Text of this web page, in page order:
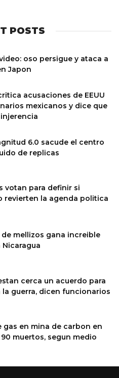
POSTS
oso persigue y ataca a
Japon
acusaciones de EEUU
mexicanos y dice que
6.0 sacude el centro
de replicas
votan para definir si
revierten la agenda politica
de mellizos gana increible
cerca un acuerdo para
la guerra, dicen funcionarios
gas en mina de carbon en
muertos, segun medio